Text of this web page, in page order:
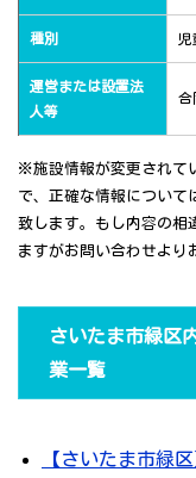
種別 児
運営または設置法
人等
合
※施設情報が変更されて
で、正確な情報について
致します。もし内容の相
ますがお問い合わせより
さいたま市緑区
業一覧
【さいたま市緑